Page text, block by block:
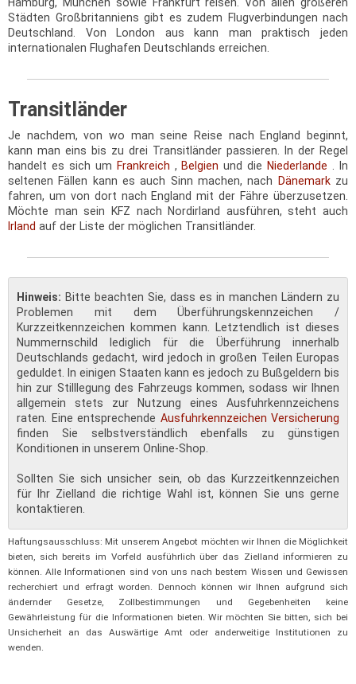
Städten Großbritanniens gibt es zudem Flugverbindungen nach
Deutschland. Von London aus kann man praktisch jeden
internationalen Flughafen Deutschlands erreichen.
Transitländer
Je nachdem, von wo man seine Reise nach England beginnt,
kann man eins bis zu drei Transitländer passieren. In der Regel
handelt es sich um Frankreich ,Belgienund dieNiederlande
. In
seltenen Fällen kann es auch Sinn machen, nach Dänemark zu
fahren, um von dort nach England mit der Fähre überzusetzen.
Möchte man sein KFZ nach Nordirland ausführen, steht auch
Irland auf der Liste der möglichen Transitländer.
Hinweis: Bitte beachten Sie, dass es in manchen Ländern zu
Problemen mit dem Überführungskennzeichen /
Kurzzeitkennzeichen kommen kann. Letztendlich ist dieses
Nummernschild lediglich für die Überführung innerhalb
Deutschlands gedacht, wird jedoch in großen Teilen Europas
geduldet. In einigen Staaten kann es jedoch zu Bußgeldern bis
hin zur Stilllegung des Fahrzeugs kommen, sodass wir Ihnen
allgemein stets zur Nutzung eines Ausfuhrkennzeichens
raten. Eine entsprechende Ausfuhrkennzeichen Versicherung
finden Sie selbstverständlich ebenfalls zu günstigen
Konditionen in unserem Online-Shop.
Sollten Sie sich unsicher sein, ob das Kurzzeitkennzeichen
für Ihr Zielland die richtige Wahl ist, können Sie uns gerne
kontaktieren.
Haftungsausschluss: Mit unserem Angebot möchten wir Ihnen die Möglichkeit
bieten, sich bereits im Vorfeld ausführlich über das Zielland informieren zu
können. Alle Informationen sind von uns nach bestem Wissen und Gewissen
recherchiert und erfragt worden. Dennoch können wir Ihnen aufgrund sich
ändernder Gesetze, Zollbestimmungen und Gegebenheiten keine
Gewährleistung für die Informationen bieten. Wir möchten Sie bitten, sich bei
Unsicherheit an das Auswärtige Amt oder anderweitige Institutionen zu
wenden.